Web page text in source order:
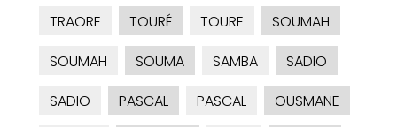
TRAORE
TOURÉ TOURE
SOUMAH
SOUMAH
SOUMA SAMBA
SADIO
SADIO
PASCAL PASCAL
OUSMANE